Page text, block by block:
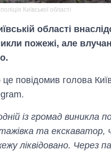
Київської області
області
пожежі, але
повідомив голова
із громад виникла
та екскаватор,
ліквідовано. Через